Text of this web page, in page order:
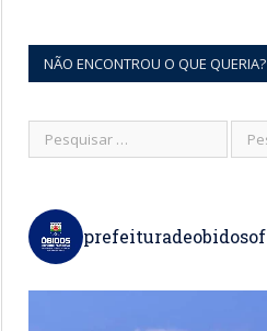
NÃO ENCONTROU O QUE QUERIA?
prefeituradeobidosof